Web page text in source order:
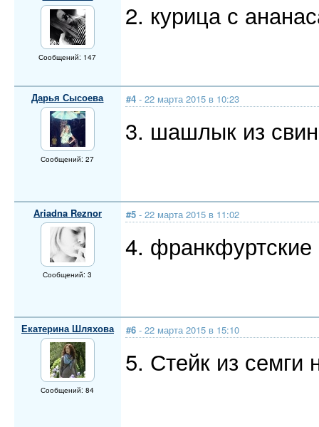
Сообщений: 147
2. курица с
Дарья Сысоева
Сообщений: 27
#4 - 22 марта 2015 в 10:23
3. шашлык из
Ariadna Reznor
Сообщений: 3
#5 - 22 марта 2015 в 11:02
4.
Екатерина Шляхова
Сообщений: 84
#6 - 22 марта 2015 в 15:10
5. Стейк из семги